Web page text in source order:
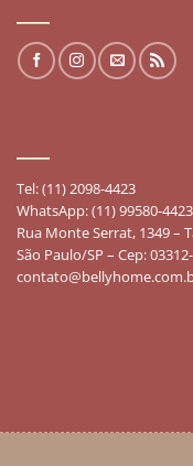
Tel: (11) 2098-4423
WhatsApp: (11) 99580-4423
Rua Monte Serrat, 1349 –
São Paulo/SP – Cep: